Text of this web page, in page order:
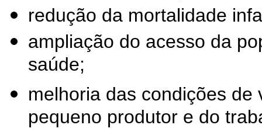
redução da mortalidade
ampliação do acesso da
saúde;
melhoria das condições
pequeno produtor e do